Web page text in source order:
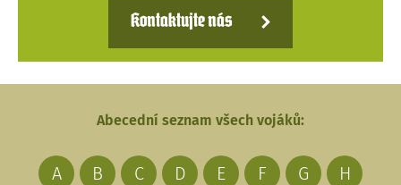
Kontaktujte nás
Abecední seznam všech vojáků:
A B C D E F G
H